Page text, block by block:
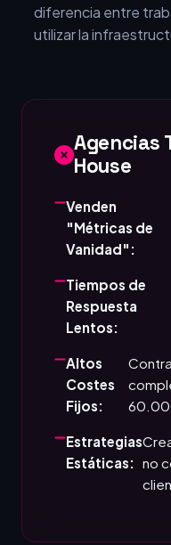
diferencia entre
utilizar la
Agencias
House
Venden
"Métricas de
Vanidad":
Tiempos de
Respuesta
Lentos:
Altos
Costes
Fijos:
Estrategias
Estáticas: no